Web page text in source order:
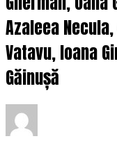
Azaleea
Vatavu, Ioana
Găinușă